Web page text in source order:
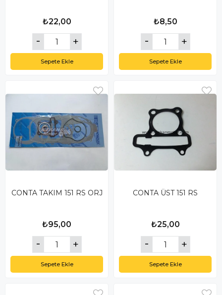
₺22,00
Sepete Ekle
₺8,50
Sepete Ekle
CONTA TAKIM 151 RS ORJ
₺95,00
Sepete Ekle
CONTA ÜST 151 RS
₺25,00
Sepete Ekle